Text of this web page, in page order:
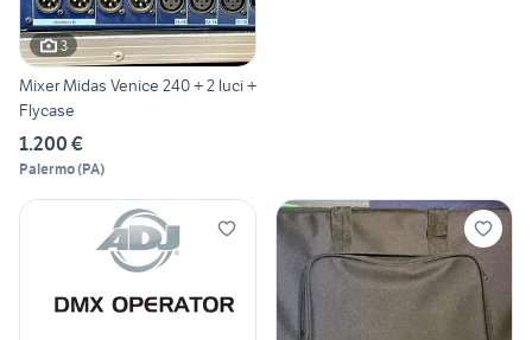
3
Mixer Midas Venice 240 + 2 luci +
Flycase
1.200 €
Palermo(PA)